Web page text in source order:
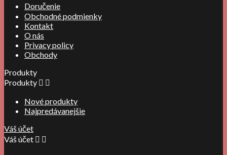
Doručenie
Obchodné podmienky
Kontakt
O nás
Privacy policy
Obchody
Produkty
Produkty  
Nové produkty
Najpredávanejšie
Váš účet
Váš účet  